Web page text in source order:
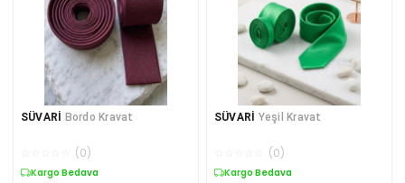
SÜVARİ Bordo Kravat
(0)
Kargo Bedava
SÜVARİ Yeşil Kravat
(0)
Kargo Bedava